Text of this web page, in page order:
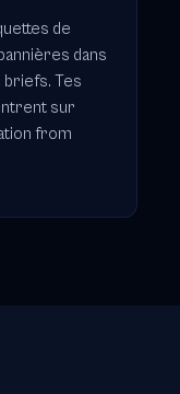
de
dans
briefs. Tes
sur
from